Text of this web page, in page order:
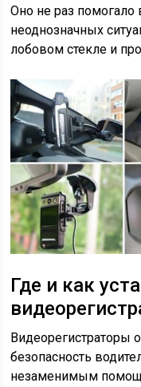
Оно не раз помогало
неоднозначных
лобовом стекле и
Где и как
Видеорегистраторы
безопасность
незаменимым